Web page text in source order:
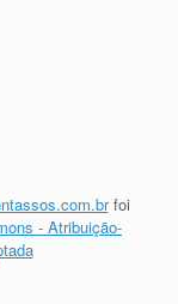
foi
- Atribuição-